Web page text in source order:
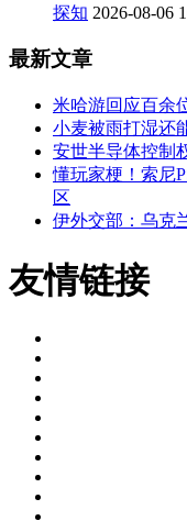
探知 2026-08-06
最新文章
米哈游回应百余
小麦被雨打湿还
安世半导体控制
懂玩家梗！索尼
区
伊外交部：乌克
友情链接